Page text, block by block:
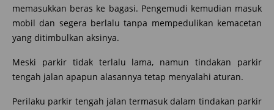
memasukkan beras ke bagasi. Pengemudi kemudian masuk
mobil dan segera berlalu tanpa mempedulikan kemacetan
yang ditimbulkan aksinya.
Meski parkir tidak terlalu lama, namun tindakan parkir
tengah jalan apapun alasannya tetap menyalahi aturan.
Perilaku parkir tengah jalan termasuk dalam tindakan parkir